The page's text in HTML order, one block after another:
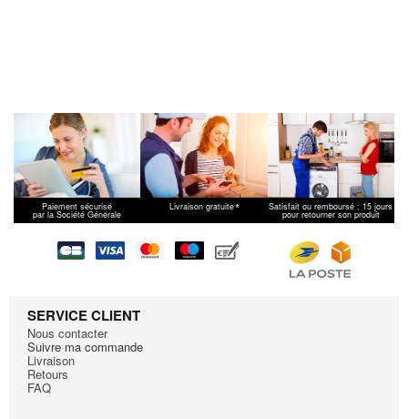
Paiement sécurisé
par la Société Générale
Livraison gratuite* Satisfait ou remboursé : 15 jours
pour retourner son produit
SERVICE CLIENT
Nous contacter
Suivre ma commande
Livraison
Retours
FAQ